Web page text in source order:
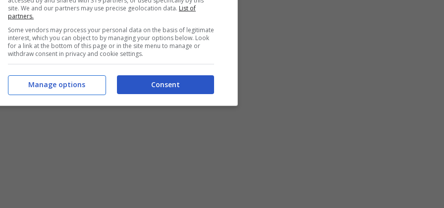
site. We and our partners may use precise geolocation data. List of
partners.
Some vendors may process your personal data on the basis of legitimate
interest, which you can object to by managing your options below. Look
for a link at the bottom of this page or in the site menu to manage or
withdraw consent in privacy and cookie settings.
Consent
Manage options